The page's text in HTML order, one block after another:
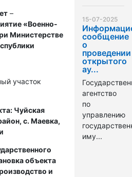
–
«Военно-
Министерстве
участок
Чуйская
с. Маевка,
объекта
и
15-07-2025
сообщение
о
проведении
открытого
ау...
агентство
по
управлению
иму...